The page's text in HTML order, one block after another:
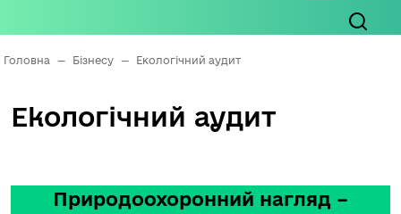
Головна — Бізнесу — Екологічний аудит
Екологічний аудит
Природоохоронний нагляд –